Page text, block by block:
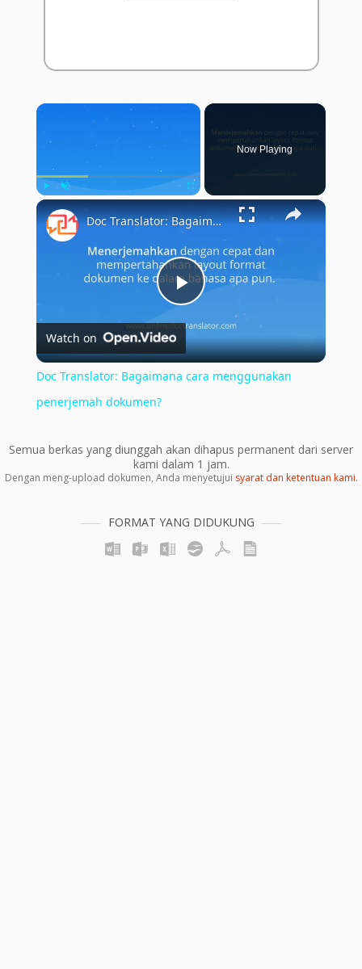
×
Play Unmute Fullscreen
Now Playing
×
Play
Video
Doc Translator: Bagaimana cara menggunakan penerjemah dokumen?
Watch on
Doc Translator: Bagaimana cara menggunakan
penerjemah dokumen?
Semua berkas yang diunggah akan dihapus permanent dari server
kami dalam 1 jam.
Dengan meng-upload dokumen, Anda menyetujui syarat dan ketentuan kami.
FORMAT YANG DIDUKUNG